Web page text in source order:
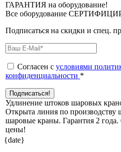
ГАРАНТИЯ на оборудование!
Все оборудование
Подписаться на скидки и спец.
Согласен с условиями
конфиденциальности *
Удлинение штоков шаровых
Открыта линия по производству
шаровые краны. Гарантия 2 года.
цены!
{date}